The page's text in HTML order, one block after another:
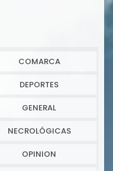
COMARCA
DEPORTES
GENERAL
NECROLÓGICAS
OPINION